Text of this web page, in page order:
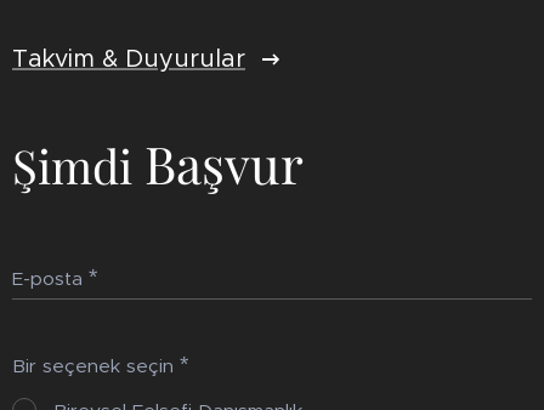
Takvim & Duyurular
Şimdi Başvur
E-posta
Bir seçenek seçin